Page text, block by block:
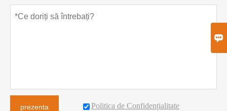
prezenta Politica de Confidențialitate
